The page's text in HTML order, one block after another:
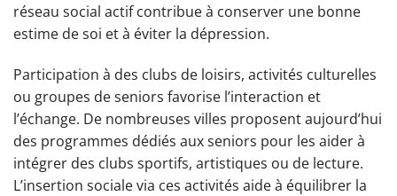
réseau social actif contribue à conserver une bonne
estime de soi et à éviter la dépression.
Participation à des clubs de loisirs, activités culturelles
ou groupes de seniors favorise l’interaction et
l’échange. De nombreuses villes proposent aujourd’hui
des programmes dédiés aux seniors pour les aider à
intégrer des clubs sportifs, artistiques ou de lecture.
L’insertion sociale via ces activités aide à équilibrer la